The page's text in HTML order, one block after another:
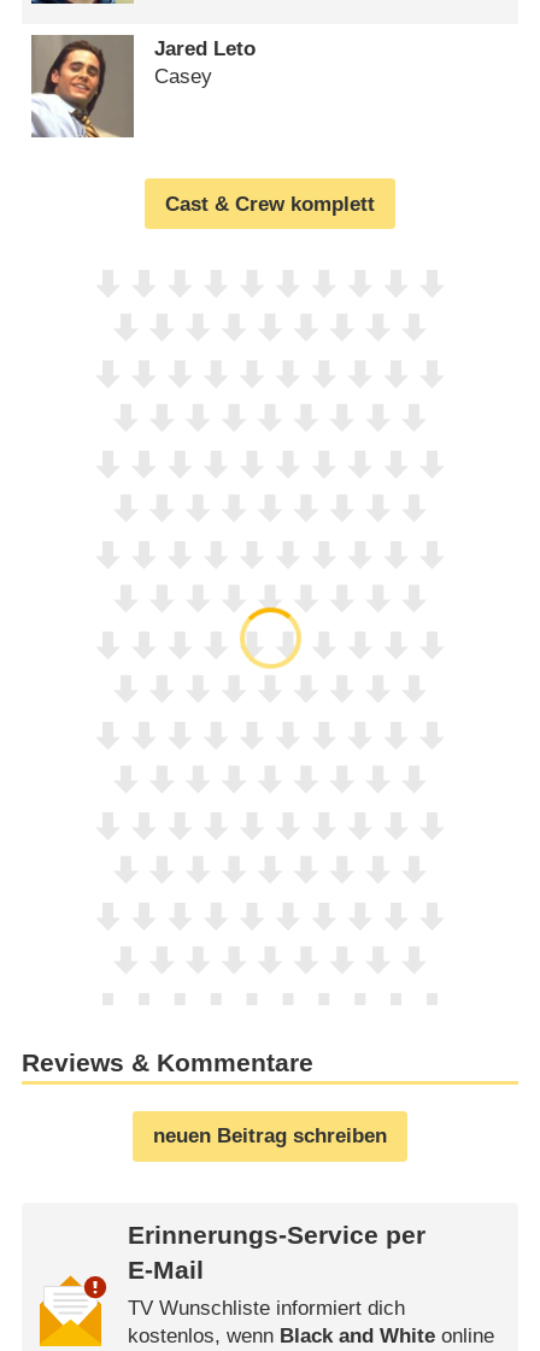
Jared Leto
Casey
Cast & Crew komplett
Reviews & Kommentare
neuen Beitrag schreiben
Erinnerungs-Service per
E-Mail
TV Wunschliste informiert dich
kostenlos, wenn Black and Whiteonline